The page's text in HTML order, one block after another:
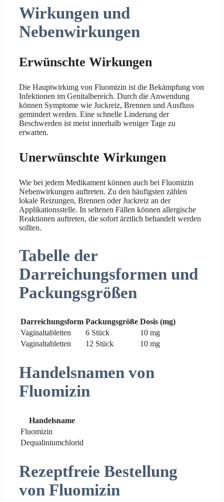
Wirkungen und
Nebenwirkungen
Erwünschte Wirkungen
Die Hauptwirkung von Fluomizin ist die Bekämpfung von
Infektionen im Genitalbereich. Durch die Anwendung
können Symptome wie Juckreiz, Brennen und Ausfluss
gemindert werden. Eine schnelle Linderung der
Beschwerden ist meist innerhalb weniger Tage zu
erwarten.
Unerwünschte Wirkungen
Wie bei jedem Medikament können auch bei Fluomizin
Nebenwirkungen auftreten. Zu den häufigsten zählen
lokale Reizungen, Brennen oder Juckreiz an der
Applikationsstelle. In seltenen Fällen können allergische
Reaktionen auftreten, die sofort ärztlich behandelt werden
sollten.
Tabelle der
Darreichungsformen und
Packungsgrößen
Darreichungsform Packungsgröße Dosis (mg)
Vaginaltabletten
6 Stück
10 mg
Vaginaltabletten
12 Stück 10 mg
Handelsnamen von
Fluomizin
Handelsname
Fluomizin
Dequaliniumchlorid
Rezeptfreie Bestellung
von Fluomizin